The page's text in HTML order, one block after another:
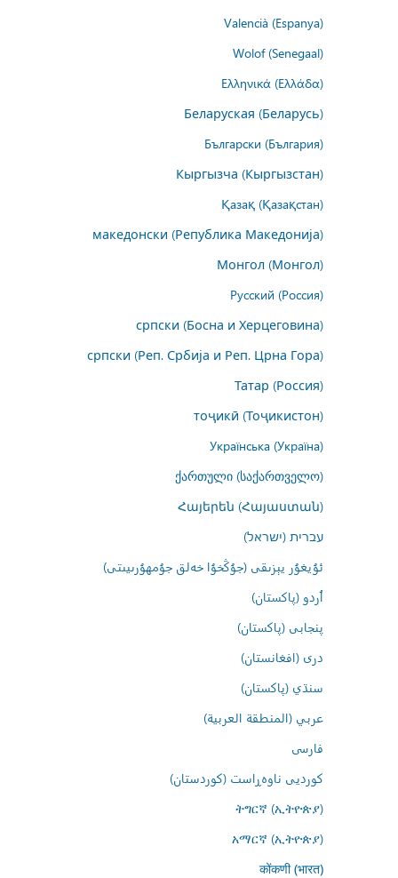
Valencià (Espanya)
Wolof (Senegaal)
Ελληνικά (Ελλάδα)
Беларуская (Беларусь)
Български (България)
Кыргызча (Кыргызстан)
Қазақ (Қазақстан)
македонски (Република Македонија)
Монгол (Монгол)
Русский (Россия)
српски (Босна и Херцеговина)
српски (Реп. Србија и Реп. Црна Гора)
Татар (Россия)
тоҷикӣ (Тоҷикистон)
Українська (Україна)
ქართული (საქართველო)
Հայերեն (Հայաստան)
עברית (ישראל)
ئۇيغۇر يېزىقى (جۇڭخۇا خەلق جۇمھۇرىيىتى)
اُردو (پاکستان)
پنجابی (پاکستان)
درى (افغانستان)
سنڌي (پاکستان)
عربي (المنطقة العربية)
فارسى
کوردیی ناوەڕاست (کوردستان)
ትግርኛ (ኢትዮጵያ)
አማርኛ (ኢትዮጵያ)
कोंकणी (भारत)